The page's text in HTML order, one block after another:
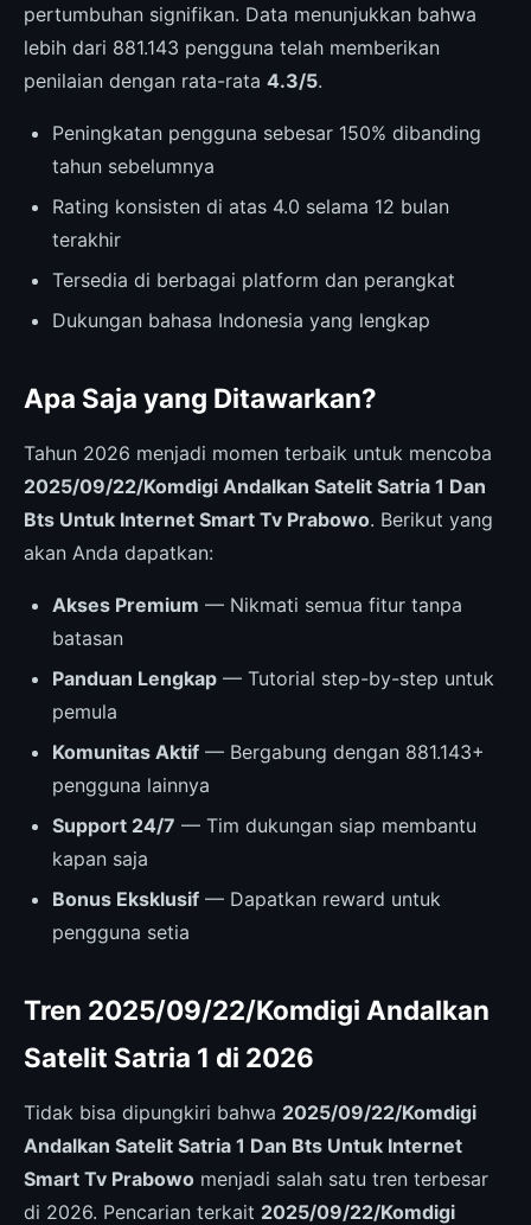
pertumbuhan signifikan. Data menunjukkan bahwa
lebih dari 881.143 pengguna telah memberikan
penilaian dengan rata-rata 4.3/5.
Peningkatan pengguna sebesar 150% dibanding
tahun sebelumnya
Rating konsisten di atas 4.0 selama 12 bulan
terakhir
Tersedia di berbagai platform dan perangkat
Dukungan bahasa Indonesia yang lengkap
Apa Saja yang Ditawarkan?
Tahun 2026 menjadi momen terbaik untuk mencoba
2025/09/22/Komdigi Andalkan Satelit Satria 1 Dan
Bts Untuk Internet Smart Tv Prabowo. Berikut yang
akan Anda dapatkan:
Akses Premium — Nikmati semua fitur tanpa
batasan
Panduan Lengkap — Tutorial step-by-step untuk
pemula
Komunitas Aktif — Bergabung dengan 881.143+
pengguna lainnya
Support 24/7 — Tim dukungan siap membantu
kapan saja
Bonus Eksklusif — Dapatkan reward untuk
pengguna setia
Tren 2025/09/22/Komdigi Andalkan
Satelit Satria 1 di 2026
Tidak bisa dipungkiri bahwa 2025/09/22/Komdigi
Andalkan Satelit Satria 1 Dan Bts Untuk Internet
Smart Tv Prabowo menjadi salah satu tren terbesar
di 2026. Pencarian terkait 2025/09/22/Komdigi